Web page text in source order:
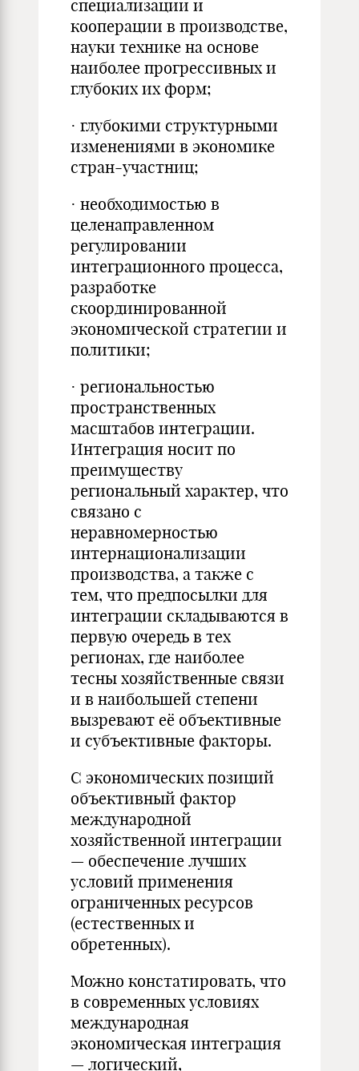
специализации и
кооперации в производстве,
науки технике на основе
наиболее прогрессивных и
глубоких их форм;
· глубокими структурными
изменениями в экономике
стран-участниц;
· необходимостью в
целенаправленном
регулировании
интеграционного процесса,
разработке
скоординированной
экономической стратегии и
политики;
· региональностью
пространственных
масштабов интеграции.
Интеграция носит по
преимуществу
региональный характер, что
связано с
неравномерностью
интернационализации
производства, а также с
тем, что предпосылки для
интеграции складываются в
первую очередь в тех
регионах, где наиболее
тесны хозяйственные связи
и в наибольшей степени
вызревают её объективные
и субъективные факторы.
С экономических позиций
объективный фактор
международной
хозяйственной интеграции
— обеспечение лучших
условий применения
ограниченных ресурсов
(естественных и
обретенных).
Можно констатировать, что
в современных условиях
международная
экономическая интеграция
— логический,